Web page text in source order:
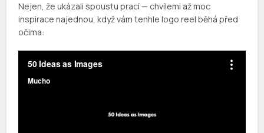
Nejen, že ukázali spoustu prací — chvílemi až moc
inspirace najednou, když vám tenhle logo reel běhá před
očima: